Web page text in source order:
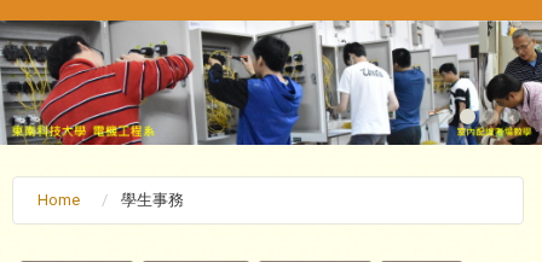
navigation
Home 學生事務